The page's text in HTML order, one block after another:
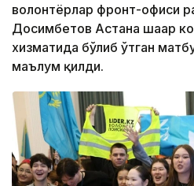
волонтёрлар фронт-офиси
Досимбетов Астана шаҳар
хизматида бўлиб ўтган
маълум қилди.